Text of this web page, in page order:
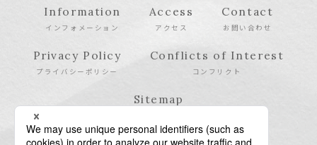
Information
インフォメーション
Access
アクセス
Contact
お問い合わせ
Privacy Policy
プライバシーポリシー
Conflicts of Interest
コンフリクト
Sitemap